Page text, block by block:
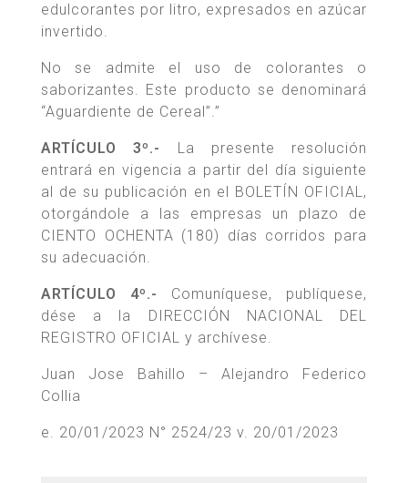
edulcorantes por litro, expresados en azúcar
invertido.
No se admite el uso de colorantes o
saborizantes. Este producto se denominará
“Aguardiente de Cereal”.”
ARTÍCULO 3º.-
La presente resolución
entrará en vigencia a partir del día siguiente
al de su publicación en el BOLETÍN OFICIAL,
otorgándole a las empresas un plazo de
CIENTO OCHENTA (180) días corridos para
su adecuación.
ARTÍCULO 4º.-
Comuníquese, publíquese,
dése a la DIRECCIÓN NACIONAL DEL
REGISTRO OFICIAL y archívese.
Juan Jose Bahillo – Alejandro Federico
Collia
e. 20/01/2023 N° 2524/23 v. 20/01/2023